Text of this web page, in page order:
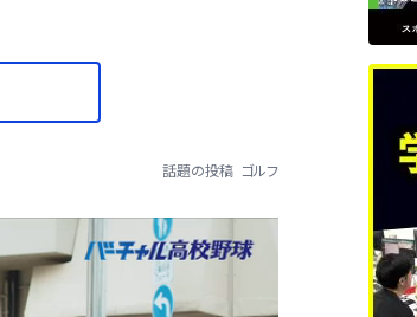
話題の投稿 ゴルフ